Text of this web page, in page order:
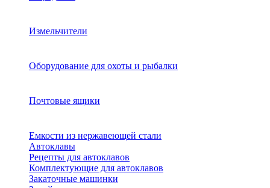
Измельчители
Оборудование для охоты и рыбалки
Почтовые ящики
Емкости из нержавеющей стали
Автоклавы
Рецепты для автоклавов
Комплектующие для автоклавов
Закаточные машинки